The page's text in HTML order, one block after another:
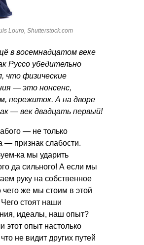
Louro, Shutterstock.com
в восемнадцатом веке
Руссо убедительно
что физические
— это нонсенс,
пережиток. А на дворе
— век двадцать первый!
— не только
— признак слабости.
ка мы ударить
да сильного! А если мы
руку на собственное
чего же мы стоим в этой
стоят наши
идеалы, наш опыт?
этот опыт настолько
не видит других путей